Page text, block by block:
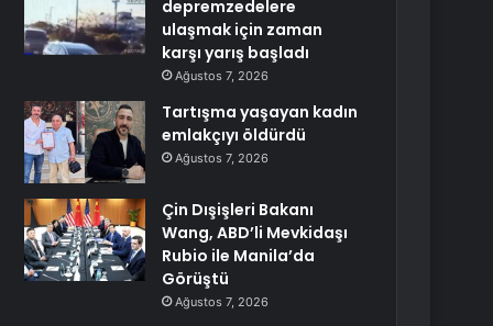
depremzedelere
ulaşmak için zaman
karşı yarış başladı
Ağustos 7, 2026
Tartışma yaşayan kadın
emlakçıyı öldürdü
Ağustos 7, 2026
Çin Dışişleri Bakanı
Wang, ABD’li Mevkidaşı
Rubio ile Manila’da
Görüştü
Ağustos 7, 2026